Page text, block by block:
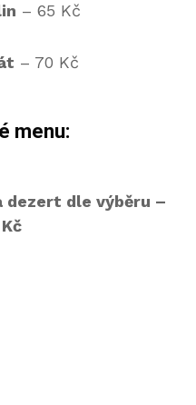
– 65 Kč
– 70 Kč
menu:
dezert dle výběru –